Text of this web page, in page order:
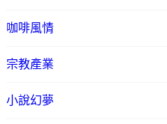
咖啡風情
宗教產業
小說幻夢